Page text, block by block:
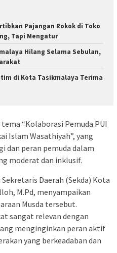
Pajangan Rokok di Toko
Tapi Mengatur
Hilang Selama Sebulan,
di Kota Tasikmalaya Terima
“Kolaborasi Pemuda PUI
Islam Wasathiyah”, yang
dan peran pemuda dalam
moderat dan inklusif.
Daerah (Sekda) Kota
M.Pd, menyampaikan
Musda tersebut.
sangat relevan dengan
menginginkan peran aktif
yang berkeadaban dan